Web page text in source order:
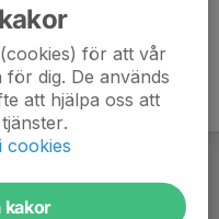
för att vår
dig. De används
att hjälpa oss att
cookies
kakor